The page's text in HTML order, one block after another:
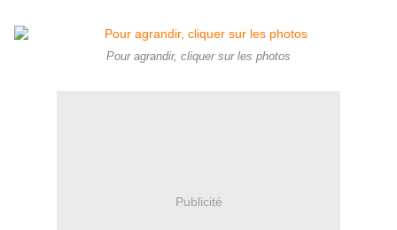
Pour agrandir, cliquer sur les photos
Publicité